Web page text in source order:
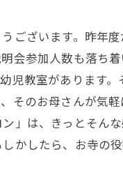
ございます。昨年
参加人数も落ち着
児教室があります
そのお母さんが気
」は、きっとそんな
かしたら、お寺の